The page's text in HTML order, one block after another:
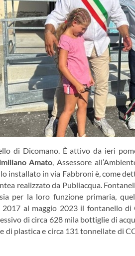
di Dicomano. È attivo da ieri
Amato , Assessore
installato in via Fabbroni è, come
realizzato da Publiacqua.
per la loro funzione primaria,
al maggio 2023 il fontanello
di circa 628 mila bottiglie di
di plastica e circa 131 tonnellate di